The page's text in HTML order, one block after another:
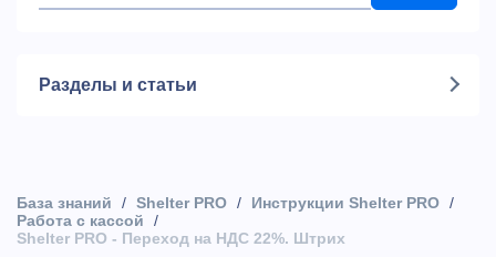
Разделы и статьи
База знаний Shelter PRO
Инструкции Shelter PRO
Работа с кассой
Shelter PRO - Переход на НДС 22%. Штрих